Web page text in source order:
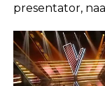
presentator,